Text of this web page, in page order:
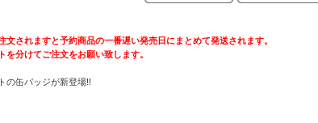
されますと予約商品の一番遅い発売日にまとめて発送されます。
分けてご注文をお願い致します。
の缶バッジが新登場!!